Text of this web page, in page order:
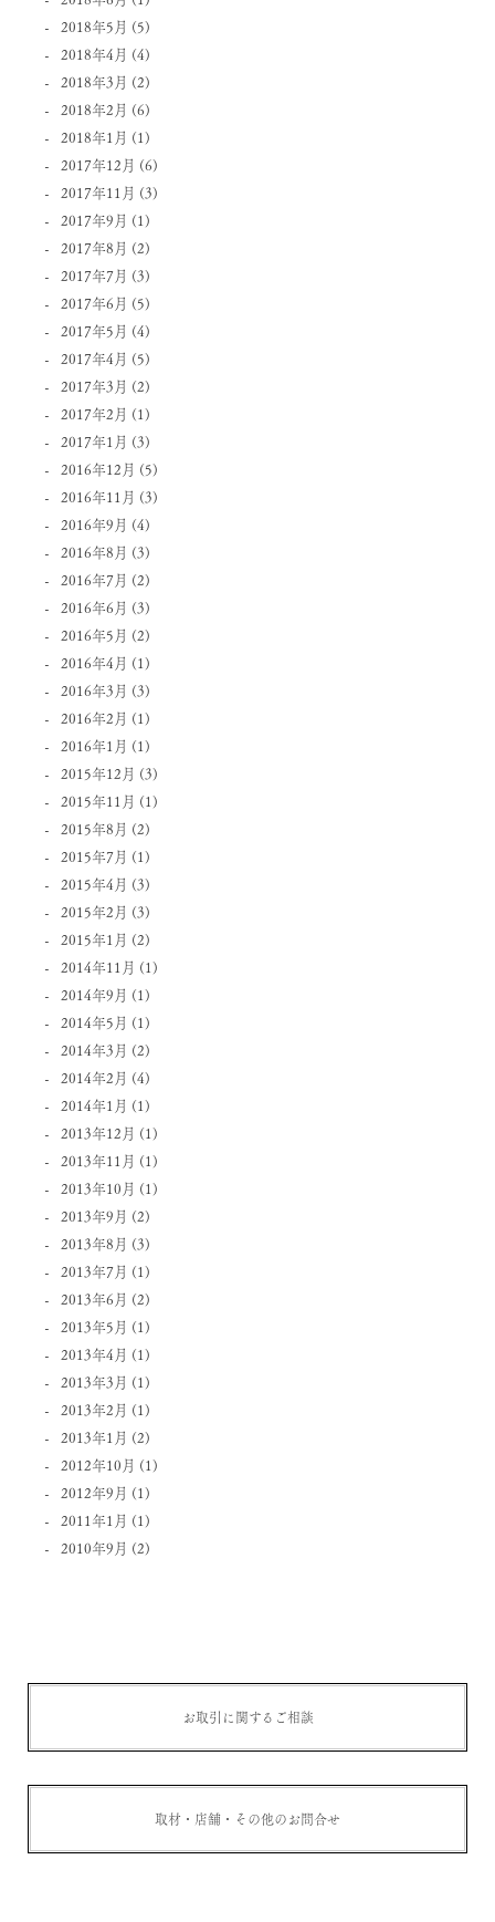
2018年5月 (5)
2018年4月 (4)
2018年3月 (2)
2018年2月 (6)
2018年1月 (1)
2017年12月 (6)
2017年11月 (3)
2017年9月 (1)
2017年8月 (2)
2017年7月 (3)
2017年6月 (5)
2017年5月 (4)
2017年4月 (5)
2017年3月 (2)
2017年2月 (1)
2017年1月 (3)
2016年12月 (5)
2016年11月 (3)
2016年9月 (4)
2016年8月 (3)
2016年7月 (2)
2016年6月 (3)
2016年5月 (2)
2016年4月 (1)
2016年3月 (3)
2016年2月 (1)
2016年1月 (1)
2015年12月 (3)
2015年11月 (1)
2015年8月 (2)
2015年7月 (1)
2015年4月 (3)
2015年2月 (3)
2015年1月 (2)
2014年11月 (1)
2014年9月 (1)
2014年5月 (1)
2014年3月 (2)
2014年2月 (4)
2014年1月 (1)
2013年12月 (1)
2013年11月 (1)
2013年10月 (1)
2013年9月 (2)
2013年8月 (3)
2013年7月 (1)
2013年6月 (2)
2013年5月 (1)
2013年4月 (1)
2013年3月 (1)
2013年2月 (1)
2013年1月 (2)
2012年10月 (1)
2012年9月 (1)
2011年1月 (1)
2010年9月 (2)
お取引に関するご相談
取材・店舗・その他のお問合せ